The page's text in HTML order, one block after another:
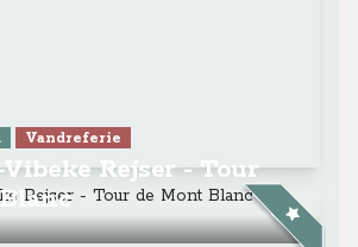
Vandreferie
Rejser - Tour